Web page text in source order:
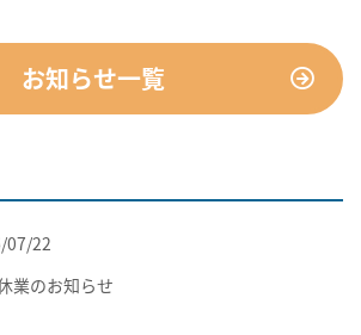
お知らせ一覧
07/22
業のお知らせ